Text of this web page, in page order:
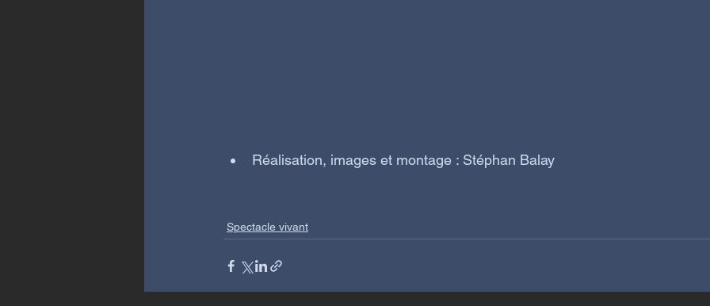
Réalisation, images et montage : Stéphan Balay
Spectacle vivant